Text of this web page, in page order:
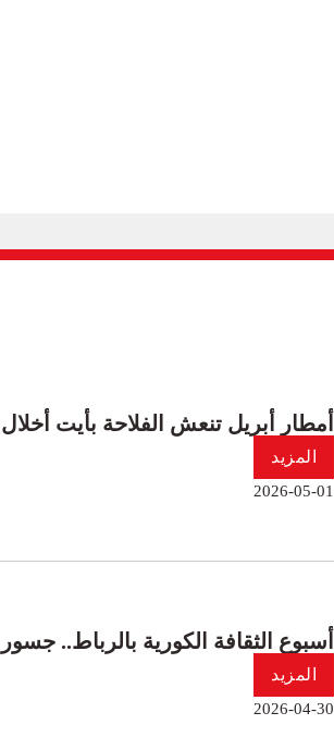
أمطار أبريل تنعش الفلاحة بأيت
المزيد
2026-05-01
أسبوع الثقافة الكورية بالرباط..
المزيد
2026-04-30